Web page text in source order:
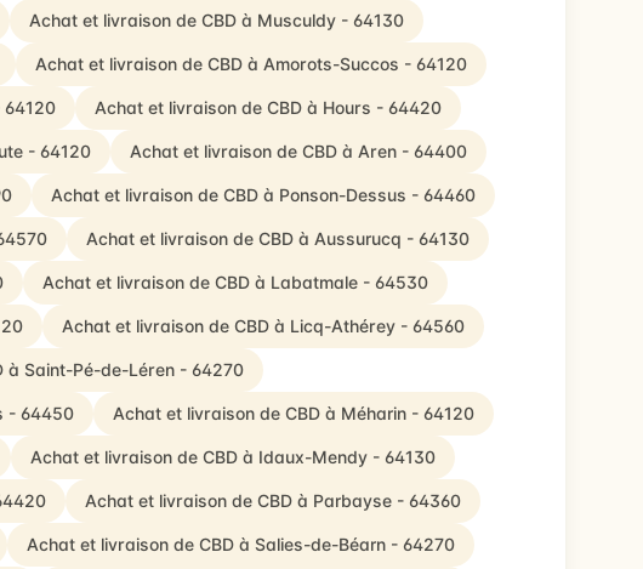
Achat et livraison de CBD à Musculdy - 64130
Achat et livraison de CBD à Amorots-Succos - 64120
64120 Achat et livraison de CBD à Hours - 64420
- 64120 Achat et livraison de CBD à Aren - 64400
Achat et livraison de CBD à Ponson-Dessus - 64460
Achat et livraison de CBD à Aussurucq - 64130
Achat et livraison de CBD à Labatmale - 64530
Achat et livraison de CBD à Licq-Athérey - 64560
à Saint-Pé-de-Léren - 64270
- 64450 Achat et livraison de CBD à Méharin - 64120
Achat et livraison de CBD à Idaux-Mendy - 64130
Achat et livraison de CBD à Parbayse - 64360
Achat et livraison de CBD à Salies-de-Béarn - 64270